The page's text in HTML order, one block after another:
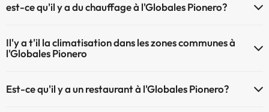
est-ce qu'il y a du chauffage à l'Globales Pionero?
communes
Il'y a t'il la climatisation dans les zones communes à
l'Globales Pionero
Est-ce qu'il y a un restaurant à l'Globales Pionero?